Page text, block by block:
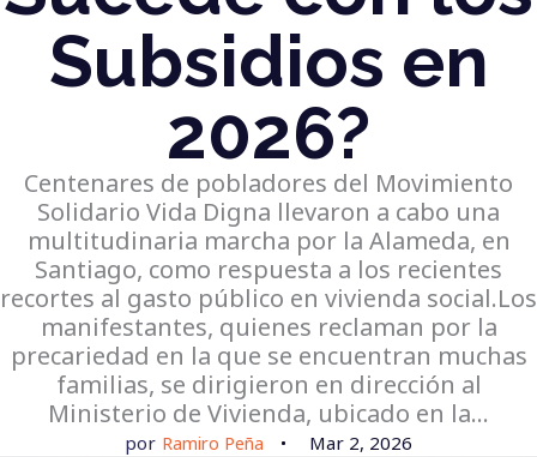
Subsidios en
2026?
Centenares de pobladores del Movimiento
Solidario Vida Digna llevaron a cabo una
multitudinaria marcha por la Alameda, en
Santiago, como respuesta a los recientes
recortes al gasto público en vivienda social.Los
manifestantes, quienes reclaman por la
precariedad en la que se encuentran muchas
familias, se dirigieron en dirección al
Ministerio de Vivienda, ubicado en la…
por Ramiro Peña Mar 2, 2026